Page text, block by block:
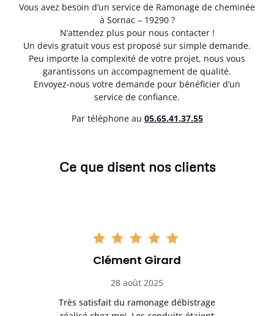
Vous avez besoin d’un service de Ramonage de cheminée
à Sornac – 19290 ?
N’attendez plus pour nous contacter !
Un devis gratuit vous est proposé sur simple demande.
Peu importe la complexité de votre projet, nous vous
garantissons un accompagnement de qualité.
Envoyez-nous votre demande pour bénéficier d’un
service de confiance.
Par téléphone au 05.65.41.37.55
Ce que disent nos clients
Clément Girard
28 août 2025
Très satisfait du ramonage débistrage